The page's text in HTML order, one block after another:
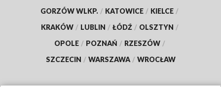
GORZÓW WLKP. / KATOWICE / KIELCE /
KRAKÓW / LUBLIN / ŁÓDŹ / OLSZTYN /
OPOLE / POZNAŃ / RZESZÓW /
SZCZECIN / WARSZAWA / WROCŁAW